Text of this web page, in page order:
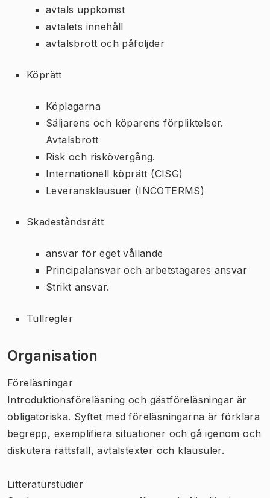
avtals uppkomst
avtalets innehåll
avtalsbrott och påföljder
Köprätt
Köplagarna
Säljarens och köparens förpliktelser.
Avtalsbrott
Risk och riskövergång.
Internationell köprätt (CISG)
Leveransklausuer (INCOTERMS)
Skadeståndsrätt
ansvar för eget vållande
Principalansvar och arbetstagares ansvar
Strikt ansvar.
Tullregler
Organisation
Föreläsningar
Introduktionsföreläsning och gästföreläsningar är
obligatoriska. Syftet med föreläsningarna är förklara
begrepp, exemplifiera situationer och gå igenom och
diskutera rättsfall, avtalstexter och klausuler.
Litteraturstudier